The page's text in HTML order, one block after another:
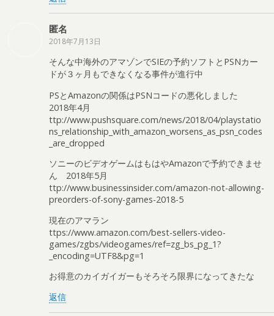
匿名
2018年7月13日
そんな中海外のアマゾンでSIEの予約ソフトとPSNカー
ドが３ヶ月もできなくなる事件が進行中
PSとAmazonの関係はPSNコードの悪化しました
2018年4月
ttp://www.pushsquare.com/news/2018/04/playstatio
ns_relationship_with_amazon_worsens_as_psn_codes
_are_dropped
ソニーのビデオゲームはもはやAmazonで予約できませ
ん 2018年5月
ttp://www.businessinsider.com/amazon-not-allowing-
preorders-of-sony-games-2018-5
現在のアマラン
ttps://www.amazon.com/best-sellers-video-
games/zgbs/videogames/ref=zg_bs_pg_1?
_encoding=UTF8&pg=1
お得意のカイガイガーもそろそろ限界になってきたな
返信